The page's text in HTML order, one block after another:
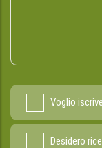
Voglio
Desidero